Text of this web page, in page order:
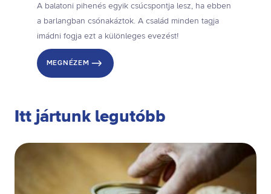
A balatoni pihenés egyik csúcspontja lesz, ha ebben
a barlangban csónakáztok. A család minden tagja
imádni fogja ezt a különleges evezést!
MEGNÉZEM
Itt jártunk legutóbb